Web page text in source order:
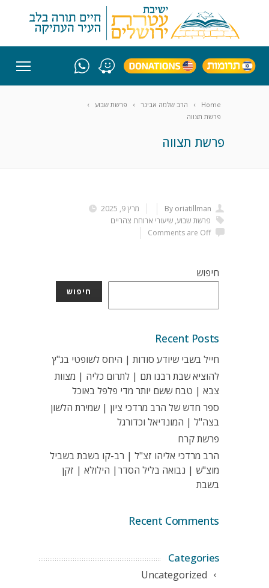
Home הרב שלמה אבינר
פרשת שבוע
פרשת תצווה
פרשת תצווה
מרץ 9, 2025 By oriatillman
Comments are Off
פרשת שבוע, שיעורי ארוחת צהריים
חיפוש
חיפוש
Recent Posts
חייל בשבי שיודע סודות | היחס לשופטי בג"ץ
להוציא שבת רבנו תם | לתרום כליה | מצוות
צבא | טבח ששם יותר מדי פלפל באוכל
ספר חדש של הרב מרדכי ציון | שמירת הלשון
בצה"ל | המונדיאל וכדורגל
פרשת קרח
הרב מרדכי אליהו זצ"ל | רב-קו בשבת בשביל
מוצ"ש | נבואה בליל הסדר| הילולא | זקן
בשבת
Recent Comments
Categories
Uncategorized